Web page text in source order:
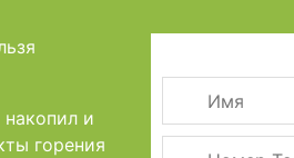
и
горения